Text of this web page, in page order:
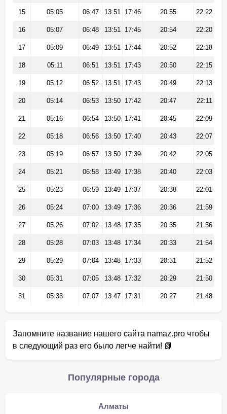
15 05:05 06:47 13:51 17:46 20:55 22:22
16 05:07 06:48 13:51 17:45 20:54 22:20
17 05:09 06:49 13:51 17:44 20:52 22:18
18 05:11 06:51 13:51 17:43 20:50 22:15
19 05:12 06:52 13:51 17:43 20:49 22:13
20 05:14 06:53 13:50 17:42 20:47 22:11
21 05:16 06:54 13:50 17:41 20:45 22:09
22 05:18 06:56 13:50 17:40 20:43 22:07
23 05:19 06:57 13:50 17:39 20:42 22:05
24 05:21 06:58 13:49 17:38 20:40 22:03
25 05:23 06:59 13:49 17:37 20:38 22:01
26 05:24 07:00 13:49 17:36 20:36 21:59
27 05:26 07:02 13:48 17:35 20:35 21:56
28 05:28 07:03 13:48 17:34 20:33 21:54
29 05:29 07:04 13:48 17:33 20:31 21:52
30 05:31 07:05 13:48 17:32 20:29 21:50
31 05:33 07:07 13:47 17:31 20:27 21:48
Запомните название нашего сайта namaz.pro чтобы
в следующий раз его было легче найти! 📗
Популярные города
Алматы